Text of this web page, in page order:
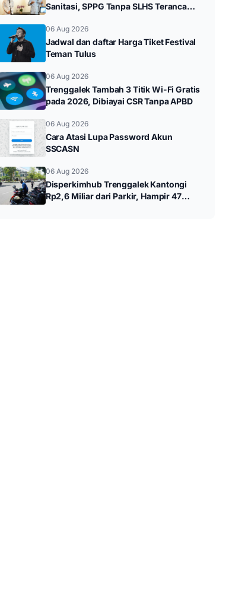
Sanitasi, SPPG Tanpa SLHS Terancam
06 Aug 2026
Jadwal dan daftar Harga Tiket Festival
Teman Tulus
06 Aug 2026
Trenggalek Tambah 3 Titik Wi-Fi Gratis
pada 2026, Dibiayai CSR Tanpa APBD
06 Aug 2026
Cara Atasi Lupa Password Akun
SSCASN
06 Aug 2026
Disperkimhub Trenggalek Kantongi
Rp2,6 Miliar dari Parkir, Hampir 47